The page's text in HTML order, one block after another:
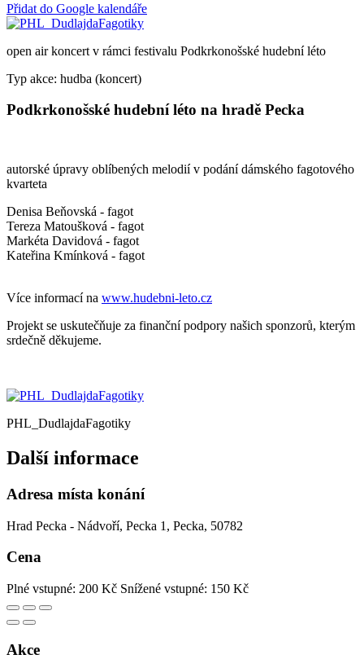
Přidat do Google kalendáře
open air koncert v rámci festivalu Podkrkonošské hudební léto
Typ akce: hudba (koncert)
Podkrkonošské hudební léto na hradě Pecka
autorské úpravy oblíbených melodií v podání dámského fagotového
kvarteta
Denisa Beňovská - fagot
Tereza Matoušková - fagot
Markéta Davidová - fagot
Kateřina Kmínková - fagot
Více informací na www.hudebni-leto.cz
Projekt se uskutečňuje za finanční podpory našich sponzorů, kterým
srdečně děkujeme.
PHL_DudlajdaFagotiky
Další informace
Adresa místa konání
Hrad Pecka - Nádvoří, Pecka 1, Pecka, 50782
Cena
Plné vstupné: 200 Kč Snížené vstupné: 150 Kč
Akce